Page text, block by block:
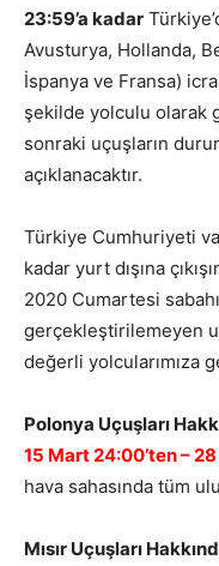
23:59’a kadar
Avusturya, Hollanda,
İspanya ve Fransa)
şekilde yolculu olarak
sonraki uçuşların
açıklanacaktır.
Türkiye Cumhuriyeti
kadar yurt dışına
2020 Cumartesi
gerçekleştirilemeyen
değerli yolcularımıza
Polonya Uçuşları
15 Mart 24:00’ten –
hava sahasında tüm
Mısır Uçuşları